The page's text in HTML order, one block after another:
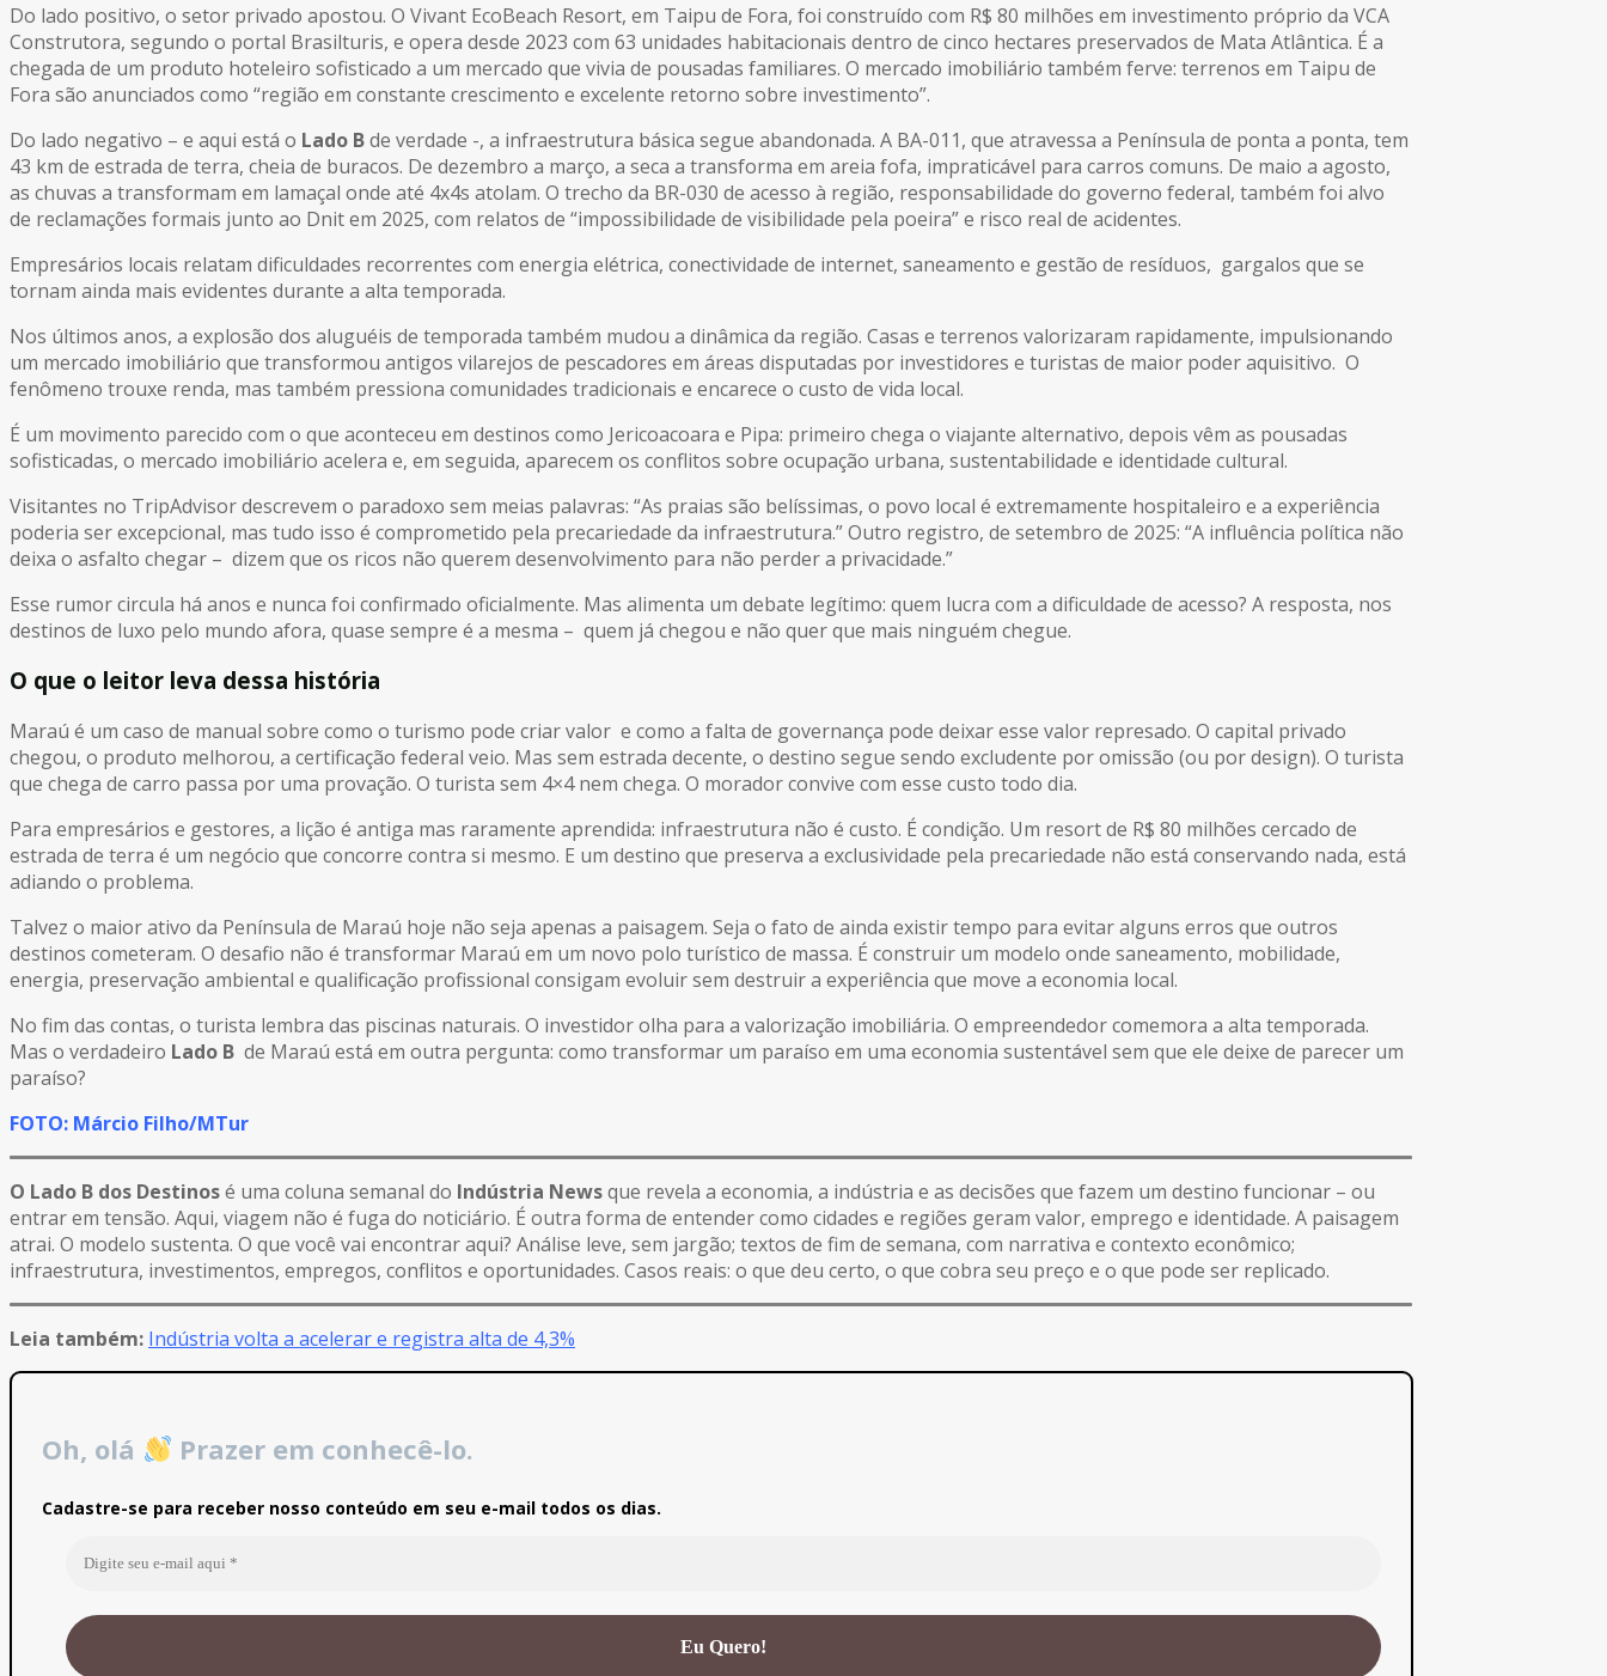
Do lado positivo, o setor privado apostou. O Vivant EcoBeach Resort, em Taipu de Fora, foi construído com R$ 80 milhões em investimento próprio da VCA
Construtora, segundo o portal Brasilturis, e opera desde 2023 com 63 unidades habitacionais dentro de cinco hectares preservados de Mata Atlântica. É a
chegada de um produto hoteleiro sofisticado a um mercado que vivia de pousadas familiares. O mercado imobiliário também ferve: terrenos em Taipu de
Fora são anunciados como “região em constante crescimento e excelente retorno sobre investimento”.
Do lado negativo – e aqui está o Lado Bde verdade -, a infraestrutura básica segue abandonada. A BA-011, que atravessa a Península de ponta a ponta, tem
43 km de estrada de terra, cheia de buracos. De dezembro a março, a seca a transforma em areia fofa, impraticável para carros comuns. De maio a agosto,
as chuvas a transformam em lamaçal onde até 4x4s atolam. O trecho da BR-030 de acesso à região, responsabilidade do governo federal, também foi alvo
de reclamações formais junto ao Dnit em 2025, com relatos de “impossibilidade de visibilidade pela poeira” e risco real de acidentes.
Empresários locais relatam dificuldades recorrentes com energia elétrica, conectividade de internet, saneamento e gestão de resíduos, gargalos que se
tornam ainda mais evidentes durante a alta temporada.
Nos últimos anos, a explosão dos aluguéis de temporada também mudou a dinâmica da região. Casas e terrenos valorizaram rapidamente, impulsionando
um mercado imobiliário que transformou antigos vilarejos de pescadores em áreas disputadas por investidores e turistas de maior poder aquisitivo. O
fenômeno trouxe renda, mas também pressiona comunidades tradicionais e encarece o custo de vida local.
É um movimento parecido com o que aconteceu em destinos como Jericoacoara e Pipa: primeiro chega o viajante alternativo, depois vêm as pousadas
sofisticadas, o mercado imobiliário acelera e, em seguida, aparecem os conflitos sobre ocupação urbana, sustentabilidade e identidade cultural.
Visitantes no TripAdvisor descrevem o paradoxo sem meias palavras: “As praias são belíssimas, o povo local é extremamente hospitaleiro e a experiência
poderia ser excepcional, mas tudo isso é comprometido pela precariedade da infraestrutura.” Outro registro, de setembro de 2025: “A influência política não
deixa o asfalto chegar – dizem que os ricos não querem desenvolvimento para não perder a privacidade.”
Esse rumor circula há anos e nunca foi confirmado oficialmente. Mas alimenta um debate legítimo: quem lucra com a dificuldade de acesso? A resposta, nos
destinos de luxo pelo mundo afora, quase sempre é a mesma – quem já chegou e não quer que mais ninguém chegue.
O que o leitor leva dessa história
Maraú é um caso de manual sobre como o turismo pode criar valor e como a falta de governança pode deixar esse valor represado. O capital privado
chegou, o produto melhorou, a certificação federal veio. Mas sem estrada decente, o destino segue sendo excludente por omissão (ou por design). O turista
que chega de carro passa por uma provação. O turista sem 4×4 nem chega. O morador convive com esse custo todo dia.
Para empresários e gestores, a lição é antiga mas raramente aprendida: infraestrutura não é custo. É condição. Um resort de R$ 80 milhões cercado de
estrada de terra é um negócio que concorre contra si mesmo. E um destino que preserva a exclusividade pela precariedade não está conservando nada, está
adiando o problema.
Talvez o maior ativo da Península de Maraú hoje não seja apenas a paisagem. Seja o fato de ainda existir tempo para evitar alguns erros que outros
destinos cometeram. O desafio não é transformar Maraú em um novo polo turístico de massa. É construir um modelo onde saneamento, mobilidade,
energia, preservação ambiental e qualificação profissional consigam evoluir sem destruir a experiência que move a economia local.
No fim das contas, o turista lembra das piscinas naturais. O investidor olha para a valorização imobiliária. O empreendedor comemora a alta temporada.
Mas o verdadeiro Lado B de Maraú está em outra pergunta: como transformar um paraíso em uma economia sustentável sem que ele deixe de parecer um
paraíso?
FOTO: Márcio Filho/MTur
O Lado B dos Destinosé uma coluna semanal do Indústria Newsque revela a economia, a indústria e as decisões que fazem um destino funcionar – ou
entrar em tensão. Aqui, viagem não é fuga do noticiário. É outra forma de entender como cidades e regiões geram valor, emprego e identidade. A paisagem
atrai. O modelo sustenta. O que você vai encontrar aqui? Análise leve, sem jargão; textos de fim de semana, com narrativa e contexto econômico;
infraestrutura, investimentos, empregos, conflitos e oportunidades. Casos reais: o que deu certo, o que cobra seu preço e o que pode ser replicado.
Leia também: Indústria volta a acelerar e registra alta de 4,3%
Oh, olá Prazer em conhecê-lo.
Cadastre-se para receber nosso conteúdo em seu e-mail todos os dias.